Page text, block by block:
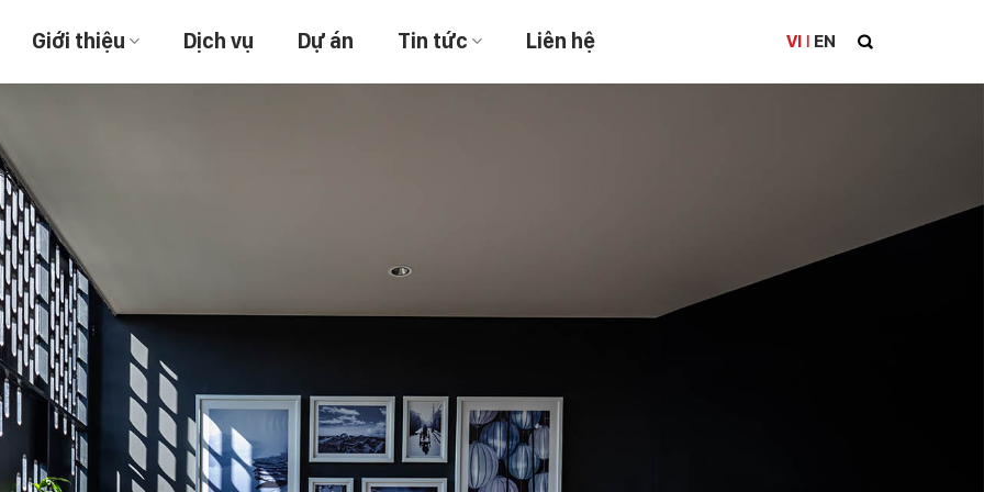
Giới thiệu Dịch vụ Dự án Tin tức Liên hệ VI | EN